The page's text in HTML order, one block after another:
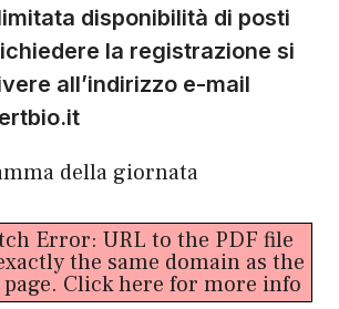
disponibilità di posti
la registrazione si
all’indirizzo e-mail
della giornata
Error: URL to the PDF file
the same domain as the
Click here for more info